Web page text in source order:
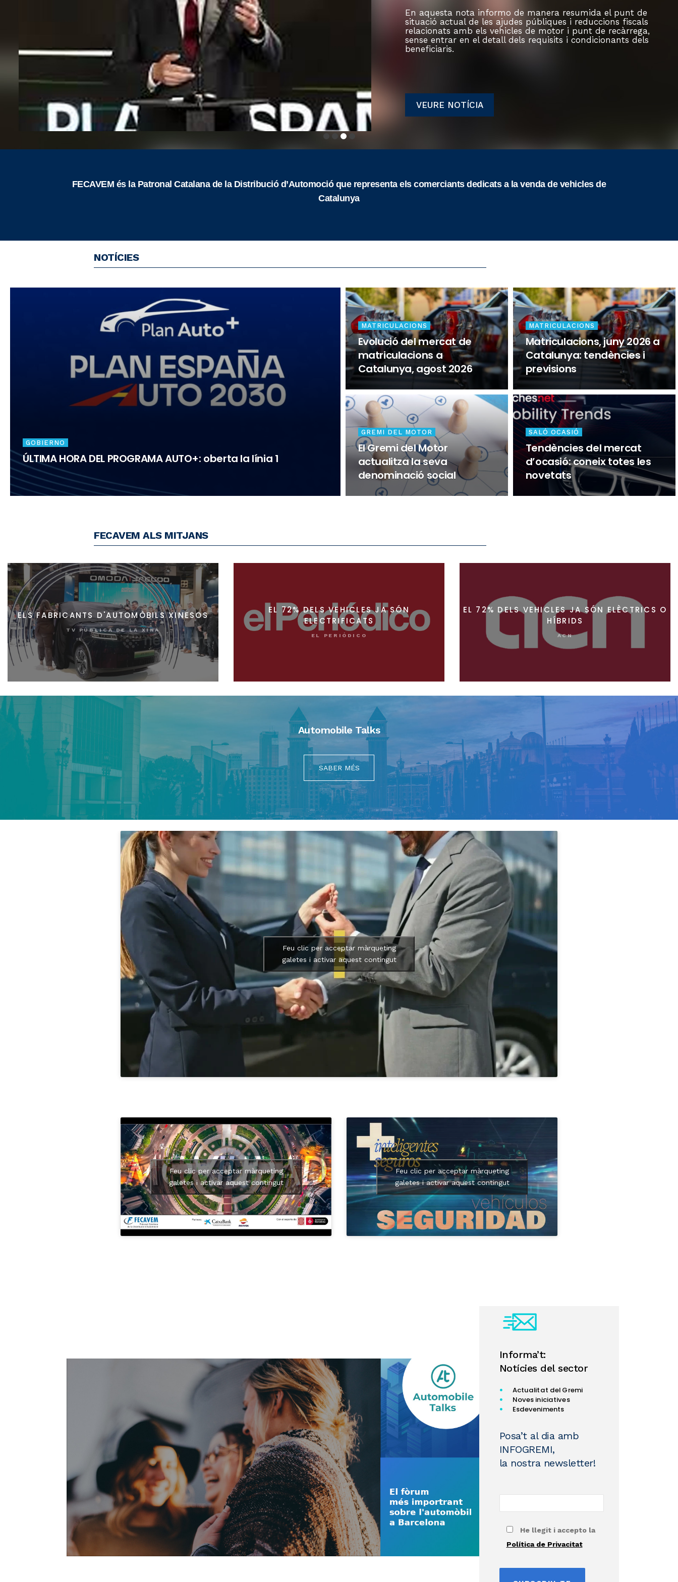
En aquesta nota informo de manera resumida el punt de
situació actual de les ajudes públiques i reduccions fiscals
relacionats amb els vehicles de motor i punt de recàrrega,
sense entrar en el detall dels requisits i condicionants dels
beneficiaris.
VEURE NOTÍCIA
FECAVEM és la Patronal Catalana de la Distribució d’Automoció que representa els comerciants dedicats a la venda de vehicles de
Catalunya
NOTÍCIES
GOBIERNO
ÚLTIMA HORA DEL PROGRAMA AUTO+: oberta la línia 1
MATRICULACIONS
Evolució del mercat de
matriculacions a
Catalunya, agost 2026
MATRICULACIONS
Matriculacions, juny 2026 a
Catalunya: tendències i
previsions
GREMI DEL MOTOR
El Gremi del Motor
actualitza la seva
denominació social
SALÓ OCASIÓ
Tendències del mercat
d’ocasió: coneix totes les
novetats
FECAVEM ALS MITJANS
ELS FABRICANTS D'AUTOMÒBILS XINESOS
TV PÚBLICA DE LA XINA
EL 72% DELS VEHICLES JA SÓN
ELECTRIFICATS
EL PERIÓDICO
EL 72% DELS VEHICLES JA SÓN ELÈCTRICS O
HÍBRIDS
ACN
Automobile Talks
SABER MÉS
Feu clic per acceptar màrqueting
galetes i activar aquest contingut
Feu clic per acceptar màrqueting
galetes i activar aquest contingut
Feu clic per acceptar màrqueting
galetes i activar aquest contingut
Informa’t:
Notícies del sector
Actualitat del Gremi
Noves iniciatives
Esdeveniments
Posa’t al dia amb
INFOGREMI,
la nostra newsletter!
He llegit i accepto la
Política de Privacitat